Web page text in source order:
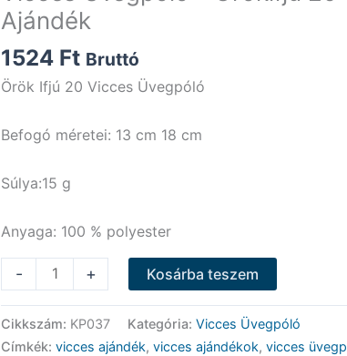
Ajándék
1524 Ft Bruttó
Örök Ifjú 20 Vicces Üvegpóló
Befogó méretei: 13 cm 18 cm
Súlya:15 g
Anyaga: 100 % polyester
-
Üvegpóló
+ Kosárba teszem
Cikkszám: KP037 Kategória: Vicces Üvegpóló
Címkék: vicces ajándék, vicces ajándékok, vicces